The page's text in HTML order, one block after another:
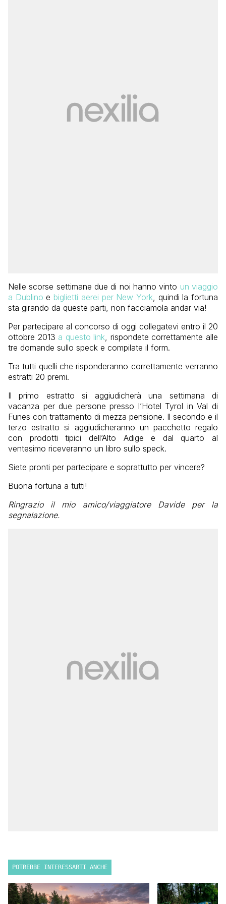
Nelle scorse settimane due di noi hanno vinto un viaggio
a Dublino e biglietti aerei per New York, quindi la fortuna
sta girando da queste parti, non facciamola andar via!
Per partecipare al concorso di oggi collegatevi entro il 20
ottobre 2013 a questo link, rispondete correttamente alle
tre domande sullo speck e compilate il form.
Tra tutti quelli che risponderanno correttamente verranno
estratti 20 premi.
Il primo estratto si aggiudicherà una settimana di
vacanza per due persone presso l’Hotel Tyrol in Val di
Funes con trattamento di mezza pensione. Il secondo e il
terzo estratto si aggiudicheranno un pacchetto regalo
con prodotti tipici dell’Alto Adige e dal quarto al
ventesimo riceveranno un libro sullo speck.
Siete pronti per partecipare e soprattutto per vincere?
Buona fortuna a tutti!
Ringrazio il mio amico/viaggiatore Davide per la
segnalazione.
POTREBBE INTERESSARTI ANCHE